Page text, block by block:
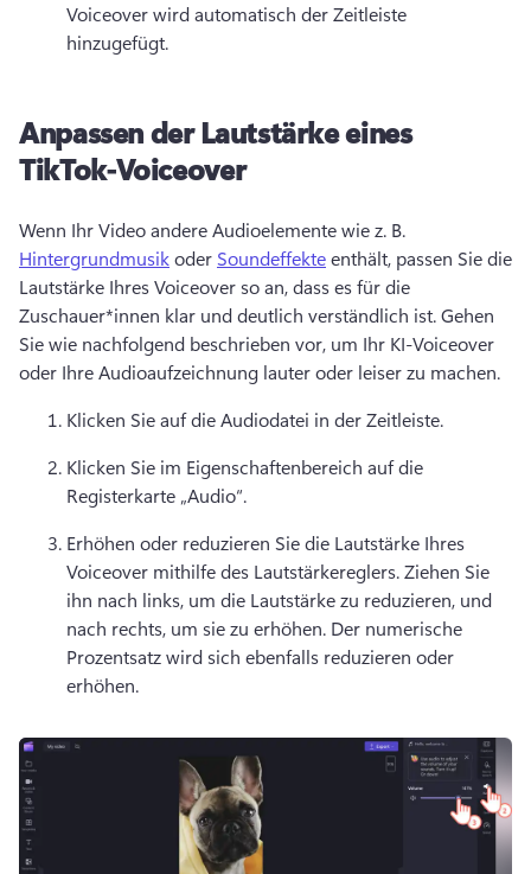
Voiceover wird automatisch der Zeitleiste
hinzugefügt.
Anpassen der Lautstärke eines
TikTok-Voiceover
Wenn Ihr Video andere Audioelemente wie z. B.
Hintergrundmusik oder Soundeffekte enthält, passen Sie die
Lautstärke Ihres Voiceover so an, dass es für die
Zuschauer*innen klar und deutlich verständlich ist. Gehen
Sie wie nachfolgend beschrieben vor, um Ihr KI-Voiceover
oder Ihre Audioaufzeichnung lauter oder leiser zu machen.
Klicken Sie auf die Audiodatei in der Zeitleiste.
Klicken Sie im Eigenschaftenbereich auf die
Registerkarte „Audio“.
Erhöhen oder reduzieren Sie die Lautstärke Ihres
Voiceover mithilfe des Lautstärkereglers. Ziehen Sie
ihn nach links, um die Lautstärke zu reduzieren, und
nach rechts, um sie zu erhöhen. Der numerische
Prozentsatz wird sich ebenfalls reduzieren oder
erhöhen.